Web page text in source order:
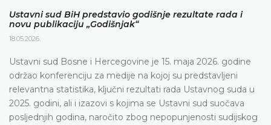
Ustavni sud BiH predstavio godišnje rezultate rada i
novu publikaciju „Godišnjak“
18.05.2026.
Ustavni sud Bosne i Hercegovine je 15. maja 2026. godine
održao konferenciju za medije na kojoj su predstavljeni
relevantna statistika, ključni rezultati rada Ustavnog suda u
2025. godini, ali i izazovi s kojima se Ustavni sud suočava
posljednjih godina, naročito zbog nepopunjenosti sudijskog